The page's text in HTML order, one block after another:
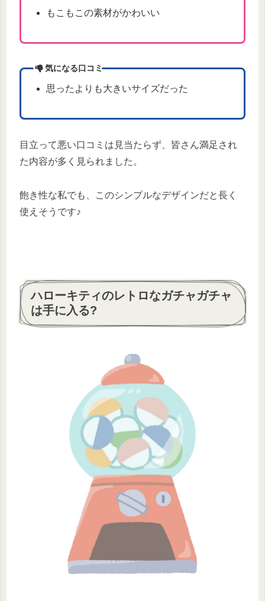
もこもこの素材がかわいい
気になる口コミ
思ったよりも大きいサイズだった
目立って悪い口コミは見当たらず、皆さん満足され
た内容が多く見られました。
飽き性な私でも、このシンプルなデザインだと長く
使えそうです♪
ハローキティのレトロなガチャガチャ
は手に入る?